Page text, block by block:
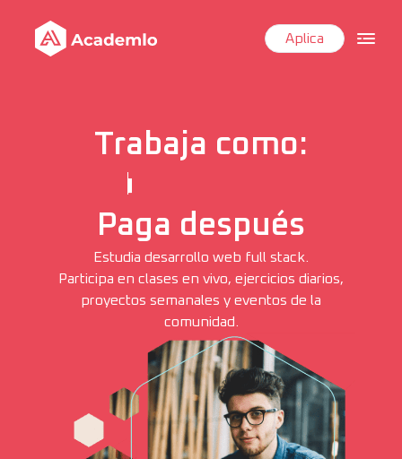
Aplica
Trabaja como:
Front-End
Paga después
Estudia desarrollo web full stack.
Participa en clases en vivo, ejercicios diarios,
proyectos semanales y eventos de la
comunidad.